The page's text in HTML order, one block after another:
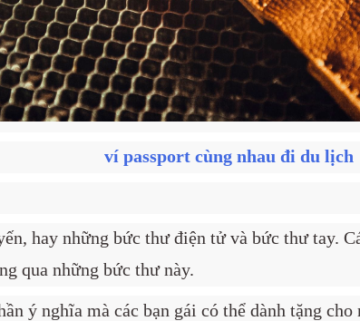
ví passport cùng nhau đi du lịch
hay những bức thư điện tử và bức thư tay.
qua những bức thư này.
ý nghĩa mà các bạn gái có thể dành tặng